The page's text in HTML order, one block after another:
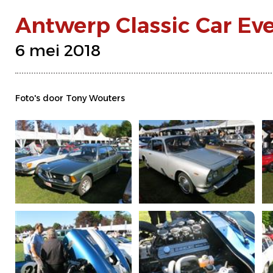
Antwerp Classic Car
6 mei 2018
Foto's door Tony Wouters